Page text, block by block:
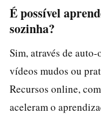
É possível
sozinha?
Sim, através de
vídeos mudos ou
Recursos online,
aceleram o